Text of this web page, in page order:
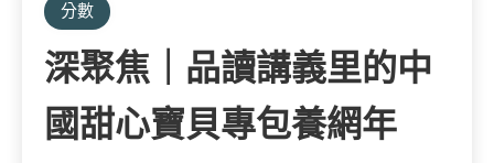
分數
深聚焦｜品讀講義里的中
國甜心寶貝專包養網年